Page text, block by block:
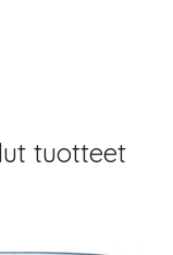
tuotteet